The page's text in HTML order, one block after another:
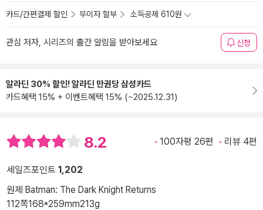
카드/간편결제 할인 무이자 할부 소득공제 610원
관심 저자, 시리즈의 출간 알림을 받아보세요 신청
알라딘 30% 할인! 알라딘 만권당 삼성카드
카드혜택 15% + 이벤트혜택 15% (~2025.12.31)
8.2 100자평 26편 리뷰 4편
세일즈포인트 1,202
원제 Batman: The Dark Knight Returns
112쪽168*259mm213g